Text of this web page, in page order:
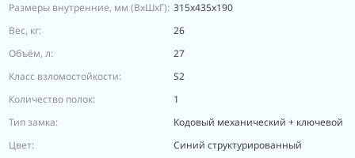
Размеры внутренние, мм (ВхШхГ): 315x435x190
Вес, кг:
26
Объём, л:
27
Класс взломостойкости:
S2
Количество полок:
1
Тип замка:
Кодовый механический + ключевой
Цвет:
Синий структурированный